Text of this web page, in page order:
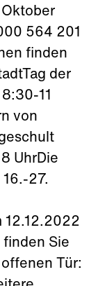
564 201
finden
der
11
von
UhrDie
27.
12.12.2022
finden Sie
Tür: